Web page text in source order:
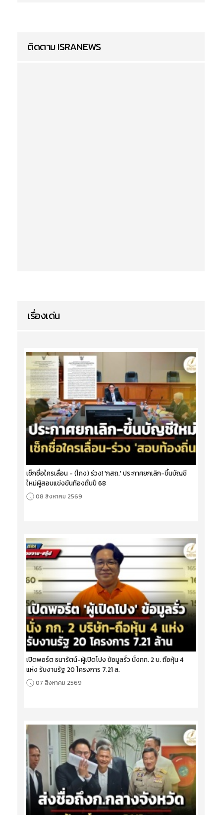
ติดตาม ISRANEWS
เรื่องเด่น
เช็กชื่อใครเลื่อน - (โกง) ร่วง! 'กสถ.' ประกาศยกเลิก-ขึ้นบัญชี
ใหม่ผู้สอบแข่งขันท้องถิ่นปี 68
08 สิงหาคม 2569
เปิดพอร์ต ธนารัตน์-ผู้เปิดโปง ข้อมูลรั่ว นั่งกก. 2 บ. ถือหุ้น 4
แห่ง รับงานรัฐ 20 โครงการ 7.21 ล.
07 สิงหาคม 2569